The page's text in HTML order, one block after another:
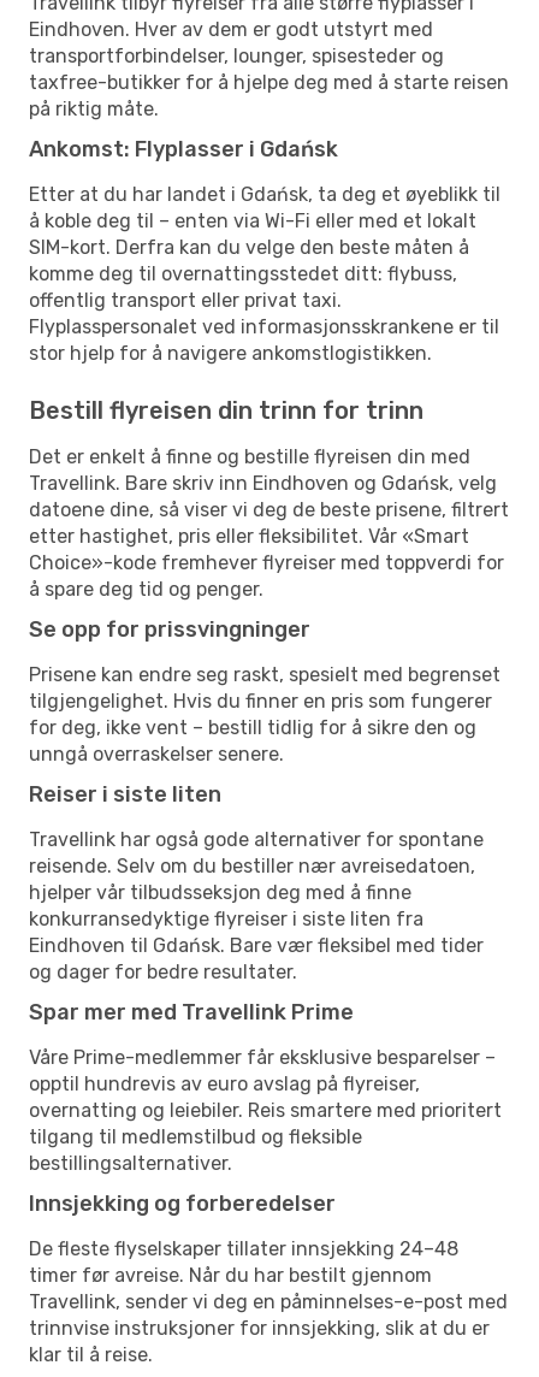
Eindhoven. Hver av dem er godt utstyrt med
transportforbindelser, lounger, spisesteder og
taxfree-butikker for å hjelpe deg med å starte reisen
på riktig måte.
Ankomst: Flyplasser i Gdańsk
Etter at du har landet i Gdańsk, ta deg et øyeblikk til
å koble deg til – enten via Wi-Fi eller med et lokalt
SIM-kort. Derfra kan du velge den beste måten å
komme deg til overnattingsstedet ditt: flybuss,
offentlig transport eller privat taxi.
Flyplasspersonalet ved informasjonsskrankene er til
stor hjelp for å navigere ankomstlogistikken.
Bestill flyreisen din trinn for trinn
Det er enkelt å finne og bestille flyreisen din med
Travellink. Bare skriv inn Eindhoven og Gdańsk, velg
datoene dine, så viser vi deg de beste prisene, filtrert
etter hastighet, pris eller fleksibilitet. Vår «Smart
Choice»-kode fremhever flyreiser med toppverdi for
å spare deg tid og penger.
Se opp for prissvingninger
Prisene kan endre seg raskt, spesielt med begrenset
tilgjengelighet. Hvis du finner en pris som fungerer
for deg, ikke vent – bestill tidlig for å sikre den og
unngå overraskelser senere.
Reiser i siste liten
Travellink har også gode alternativer for spontane
reisende. Selv om du bestiller nær avreisedatoen,
hjelper vår tilbudsseksjon deg med å finne
konkurransedyktige flyreiser i siste liten fra
Eindhoven til Gdańsk. Bare vær fleksibel med tider
og dager for bedre resultater.
Spar mer med Travellink Prime
Våre Prime-medlemmer får eksklusive besparelser –
opptil hundrevis av euro avslag på flyreiser,
overnatting og leiebiler. Reis smartere med prioritert
tilgang til medlemstilbud og fleksible
bestillingsalternativer.
Innsjekking og forberedelser
De fleste flyselskaper tillater innsjekking 24–48
timer før avreise. Når du har bestilt gjennom
Travellink, sender vi deg en påminnelses-e-post med
trinnvise instruksjoner for innsjekking, slik at du er
klar til å reise.